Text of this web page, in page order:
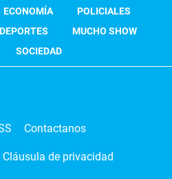
ECONOMÍA
POLICIALES
DEPORTES
MUCHO SHOW
SOCIEDAD
Contactanos
Cláusula de privacidad